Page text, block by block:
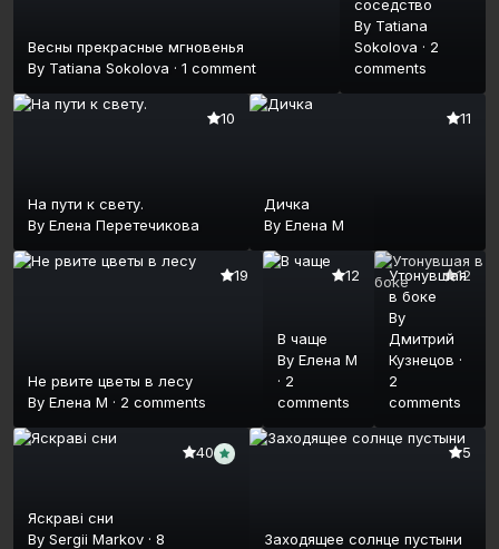
Весны прекрасные мгновенья
By Tatiana Sokolova · 1 comment
соседство
By Tatiana
Sokolova · 2
comments
10
На пути к свету.
By Елена Перетечикова
11
Дичка
By Елена М
19
Не рвите цветы в лесу
By Елена М · 2 comments
12
В чаще
ByЕлена М
· 2
comments
12
Утонувшая
в боке
By
Дмитрий
Кузнецов ·
2
comments
40
Яскраві сни
By Sergii Markov · 8
5
Заходящее солнце пустыни